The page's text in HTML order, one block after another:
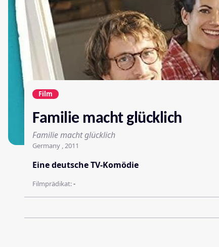
Film
Familie macht glücklich
Familie macht glücklich
Germany , 2011
Eine deutsche TV-Komödie
Filmprädikat:-